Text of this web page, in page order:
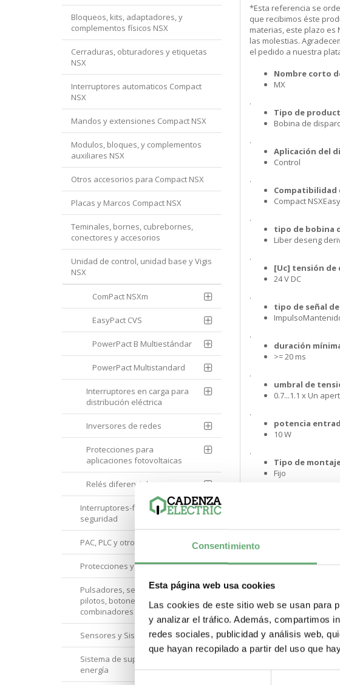
Consentimiento
Esta página web usa cookies
Las cookies de este sitio web se usan para
y analizar el tráfico. Además, compartimos
redes sociales, publicidad y análisis web,
que hayan recopilado a partir del uso que
*Esta referencia se
que recibimos éste
materias, este plazo es
las molestias.
el pedido a nuestra
Nombre corto
MX
.
Tipo de
Bobina de
.
Aplicación del
Control
.
Compatibilidad
Compact
.
tipo de bobina
Liber deseng
.
[Uc] tensión
24 V DC
.
tipo de señal
.
duración
>= 20 ms
.
umbral de
0.7...1.1 x Un
.
potencia
10 W
.
Tipo de
Fijo
.
terminal de
.
Producto Green
.
Reglamento
Declaración de
.
Directiva RoHS UE
Conforme
Bloqueos, kits, adaptadores, y
complementos físicos NSX
Cerraduras, obturadores y etiquetas
NSX
Interruptores automaticos Compact
NSX
Mandos y extensiones Compact NSX
Modulos, bloques, y complementos
auxiliares NSX
Otros accesorios para Compact NSX
Placas y Marcos Compact NSX
Teminales, bornes, cubrebornes,
conectores y accesorios
Unidad de control, unidad base y Vigis
NSX
ComPact NSXm
EasyPact CVS
PowerPact B Multiestándar
PowerPact Multistandard
Interruptores en carga para
distribución eléctrica
Inversores de redes
Protecciones para
aplicaciones fotovoltaicas
Relés diferenciales
Interruptores-fusible y de
seguridad
PAC, PLC y otros controladores
Protecciones y Control
Pulsadores, selectores,
pilotos, botoneras y
combinadores
Sensores y Sistemas RFID
Sistema de supervisión de
energía